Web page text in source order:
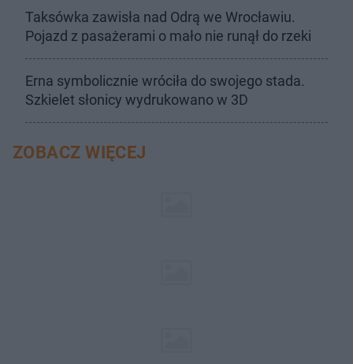
Taksówka zawisła nad Odrą we Wrocławiu.
Pojazd z pasażerami o mało nie runął do rzeki
Erna symbolicznie wróciła do swojego stada.
Szkielet słonicy wydrukowano w 3D
ZOBACZ WIĘCEJ